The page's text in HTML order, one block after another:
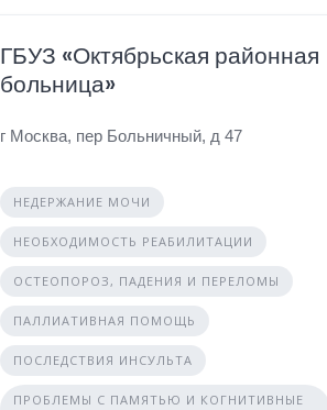
ГБУЗ «Октябрьская районная
больница»
г Москва, пер Больничный, д 47
НЕДЕРЖАНИЕ МОЧИ
НЕОБХОДИМОСТЬ РЕАБИЛИТАЦИИ
ОСТЕОПОРОЗ, ПАДЕНИЯ И ПЕРЕЛОМЫ
ПАЛЛИАТИВНАЯ ПОМОЩЬ
ПОСЛЕДСТВИЯ ИНСУЛЬТА
ПРОБЛЕМЫ С ПАМЯТЬЮ И КОГНИТИВНЫЕ